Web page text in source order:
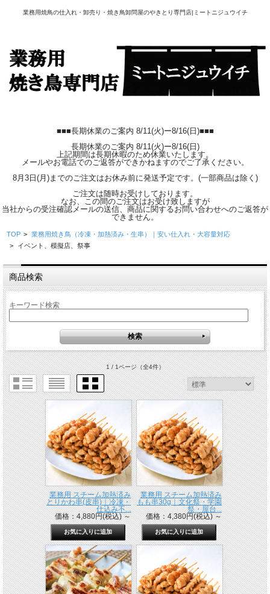
業務用焼鳥の仕入れ・卸売り・焼き鳥卸問屋のやきとり専門店|ミートニジュウイチ
■■■長期休業のご案内 8/11(火)ー8/16(日)■■■
長期休業のご案内 8/11(火)ー8/16(日)
上記期間は長期休暇のため休業いたします。
メールやお電話でのご返答ができかねますのでご了承ください。
8月3日(月)までのご注文はお休み前に発送予定です。(一部商品は除く)
ご注文は随時お受けしております。
なお、この間のご注文はお受け致しますが
当社からの受注確認メールの送信、商品に関するお問い合わせへのご返答が
できません。
TOP > 業務用焼き鳥（冷凍・加熱済み・生串）｜安い仕入れ・大容量対応
> イベント、模擬店、祭事
商品検索
キーワード検索
1 / 1ページ（全4件）
業務用 スチーム加熱済み
とりかわ串(皮串)｜冷凍・
仕込み不...
価格：4,880円(税込)～
業務用 スチーム加熱済み
もも串30g｜文化祭・学園
祭・屋台...
価格：4,380円(税込)～